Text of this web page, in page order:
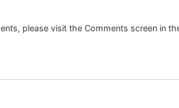
please visit the Comments screen in